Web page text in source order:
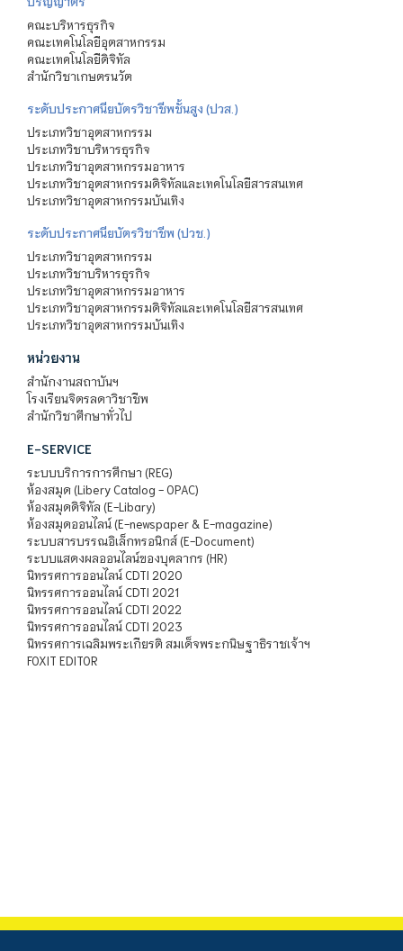
คณะบริหารธุรกิจ
คณะเทคโนโลยีอุตสาหกรรม
คณะเทคโนโลยีดิจิทัล
สำนักวิชาเกษตรนวัต
ระดับประกาศนียบัตรวิชาชีพชั้นสูง (ปวส.)
ประเภทวิชาอุตสาหกรรม
ประเภทวิชาบริหารธุรกิจ
ประเภทวิชาอุตสาหกรรมอาหาร
ประเภทวิชาอุตสาหกรรมดิจิทัลและเทคโนโลยีสารสนเทศ
ประเภทวิชาอุตสาหกรรมบันเทิง
ระดับประกาศนียบัตรวิชาชีพ (ปวช.)
ประเภทวิชาอุตสาหกรรม
ประเภทวิชาบริหารธุรกิจ
ประเภทวิชาอุตสาหกรรมอาหาร
ประเภทวิชาอุตสาหกรรมดิจิทัลและเทคโนโลยีสารสนเทศ
ประเภทวิชาอุตสาหกรรมบันเทิง
หน่วยงาน
สำนักงานสถาบันฯ
โรงเรียนจิตรลดาวิชาชีพ
สำนักวิชาศึกษาทั่วไป
E-SERVICE
ระบบบริการการศึกษา (REG)
ห้องสมุด (Libery Catalog - OPAC)
ห้องสมุดดิจิทัล (E-Libary)
ห้องสมุดออนไลน์ (E-newspaper & E-magazine)
ระบบสารบรรณอิเล็กทรอนิกส์ (E-Document)
ระบบแสดงผลออนไลน์ของบุคลากร (HR)
นิทรรศการออนไลน์ CDTI 2020
นิทรรศการออนไลน์ CDTI 2021
นิทรรศการออนไลน์ CDTI 2022
นิทรรศการออนไลน์ CDTI 2023
นิทรรศการเฉลิมพระเกียรติ สมเด็จพระกนิษฐาธิราชเจ้าฯ
FOXIT EDITOR